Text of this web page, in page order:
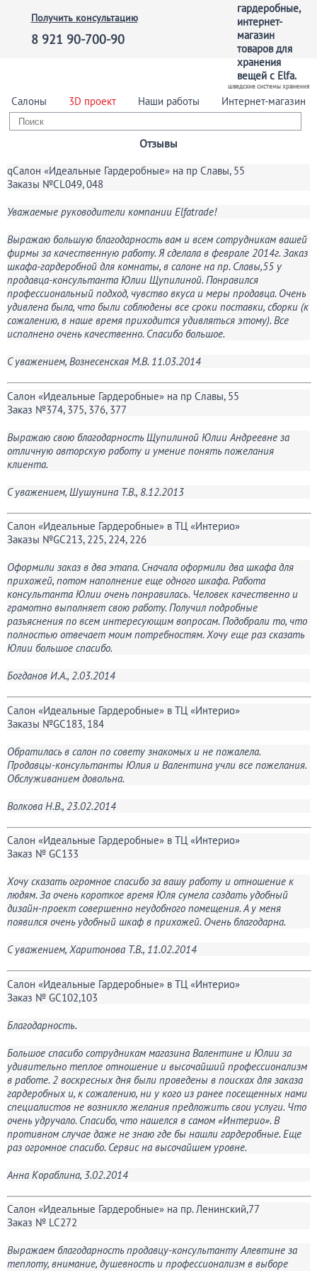
Получить консультацию
8 921 90-700-90
шведские системы хранения
Салоны 3D проект Наши работы Интернет-магазин
Отзывы
qСалон «Идеальные Гардеробные» на пр Славы, 55
Заказы №CL049, 048
Уважаемые руководители компании Elfatrade!
Выражаю большую благодарность вам и всем сотрудникам вашей
фирмы за качественную работу. Я сделала в феврале 2014г. Заказ
шкафа-гардеробной для комнаты, в салоне на пр. Славы,55 у
продавца-консультанта Юлии Щупилиной. Понравился
профессиональный подход, чувство вкуса и меры продавца. Очень
удивлена была, что были соблюдены все сроки поставки, сборки (к
сожалению, в наше время приходится удивляться этому). Все
исполнено очень качественно. Спасибо большое.
С уважением, Вознесенская М.В. 11.03.2014
Салон «Идеальные Гардеробные» на пр Славы, 55
Заказ №374, 375, 376, 377
Выражаю свою благодарность Щупилиной Юлии Андреевне за
отличную авторскую работу и умение понять пожелания
клиента.
С уважением, Шушунина Т.В., 8.12.2013
Салон «Идеальные Гардеробные» в ТЦ «Интерио»
Заказы №GC213, 225, 224, 226
Оформили заказ в два этапа. Сначала оформили два шкафа для
прихожей, потом наполнение еще одного шкафа. Работа
консультанта Юлии очень понравилась. Человек качественно и
грамотно выполняет свою работу. Получил подробные
разъяснения по всем интересующим вопросам. Подобрали то, что
полностью отвечает моим потребностям. Хочу еще раз сказать
Юлии большое спасибо.
Богданов И.А., 2.03.2014
Салон «Идеальные Гардеробные» в ТЦ «Интерио»
Заказы №GC183, 184
Обратилась в салон по совету знакомых и не пожалела.
Продавцы-консультанты Юлия и Валентина учли все пожелания.
Обслуживанием довольна.
Волкова Н.В., 23.02.2014
Салон «Идеальные Гардеробные» в ТЦ «Интерио»
Заказ № GC133
Хочу сказать огромное спасибо за вашу работу и отношение к
людям. За очень короткое время Юля сумела создать удобный
дизайн-проект совершенно неудобного помещения. А у меня
появился очень удобный шкаф в прихожей. Очень благодарна.
С уважением, Харитонова Т.В., 11.02.2014
Салон «Идеальные Гардеробные» в ТЦ «Интерио»
Заказ № GC102,103
Благодарность.
Большое спасибо сотрудникам магазина Валентине и Юлии за
удивительно теплое отношение и высочайший профессионализм
в работе. 2 воскресных дня были проведены в поисках для заказа
гардеробных и, к сожалению, ни у кого из ранее посещенных нами
специалистов не возникло желания предложить свои услуги. Что
очень удручало. Спасибо, что нашелся в самом «Интерио». В
противном случае даже не знаю где бы нашли гардеробные. Еще
раз огромное спасибо. Сервис на высочайшем уровне.
Анна Кораблина, 3.02.2014
Салон «Идеальные Гардеробные» на пр. Ленинский,77
Заказ № LC272
Выражаем благодарность продавцу-консультанту Алевтине за
теплоту, внимание, душевность и профессионализм в выборе